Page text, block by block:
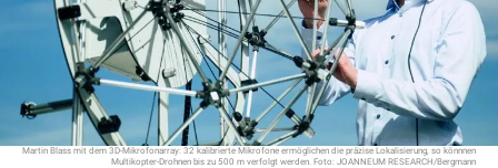
Martin Blass mit dem 3D-Mikrofonarray: 32 kalibrierte Mikrofone ermöglichen die präzise Lokalisierung, so könnnen
Multikopter-Drohnen bis zu 500 m verfolgt werden. Foto: JOANNEUM RESEARCH/Bergmann